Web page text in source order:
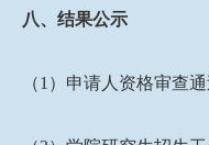
八、结果公示
（1 ）申请人资格审查